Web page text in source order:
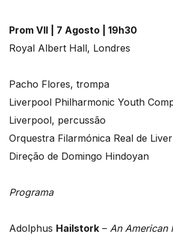
Prom VII | 7 Agosto | 19h30
Royal Albert Hall, Londres
Pacho Flores, trompa
Liverpool Philharmonic Youth
Liverpool, percussão
Orquestra Filarmónica Real de
Direção de Domingo Hindoyan
Programa
Adolphus Hailstork – An American